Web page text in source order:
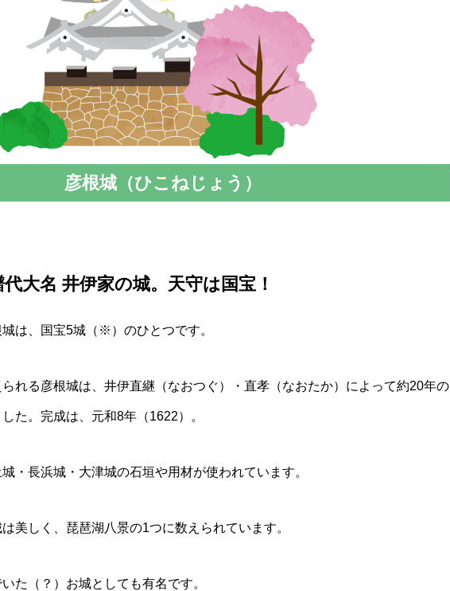
彦根城（ひこねじょう）
⼤名 井伊家の城。天守は国宝！
は、国宝5城（※）のひとつです。
れる彦根城は、井伊直継（なおつぐ）・直孝（なおたか）によって約20年の
た。完成は、元和8年（1622）。
・⻑浜城・⼤津城の⽯垣や⽤材が使われています。
美しく、琵琶湖⼋景の1つに数えられています。
た（？）お城としても有名です。